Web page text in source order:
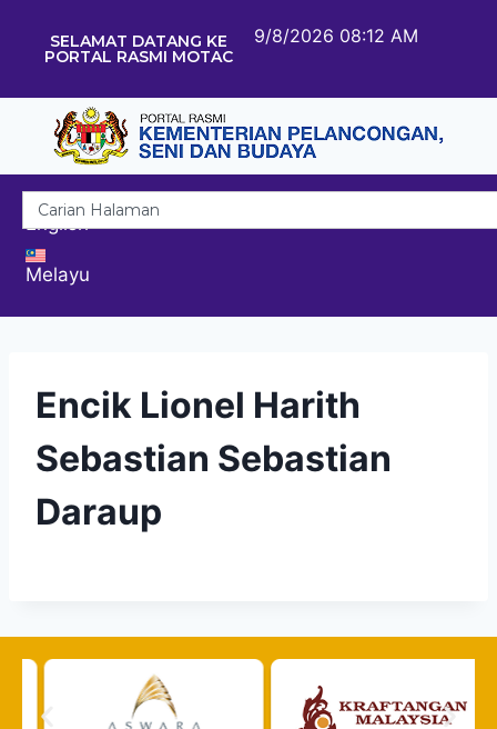
SELAMAT DATANG KE
PORTAL RASMI MOTAC
9/8/2026 08:12 AM
English
Melayu
Encik Lionel Harith
Sebastian Sebastian
Daraup